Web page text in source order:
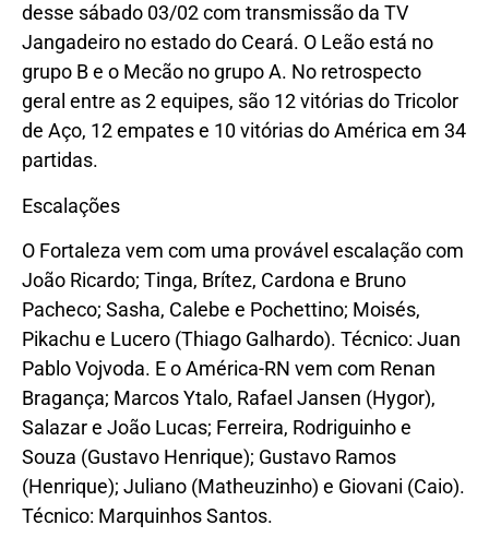
desse sábado 03/02 com transmissão da TV
Jangadeiro no estado do Ceará. O Leão está no
grupo B e o Mecão no grupo A. No retrospecto
geral entre as 2 equipes, são 12 vitórias do Tricolor
de Aço, 12 empates e 10 vitórias do América em 34
partidas.
Escalações
O Fortaleza vem com uma provável escalação com
João Ricardo; Tinga, Brítez, Cardona e Bruno
Pacheco; Sasha, Calebe e Pochettino; Moisés,
Pikachu e Lucero (Thiago Galhardo). Técnico: Juan
Pablo Vojvoda. E o América-RN vem com Renan
Bragança; Marcos Ytalo, Rafael Jansen (Hygor),
Salazar e João Lucas; Ferreira, Rodriguinho e
Souza (Gustavo Henrique); Gustavo Ramos
(Henrique); Juliano (Matheuzinho) e Giovani (Caio).
Técnico: Marquinhos Santos.